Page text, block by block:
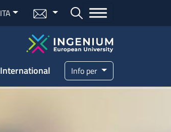
ITA Menu mail Bottone cerca
International Info per